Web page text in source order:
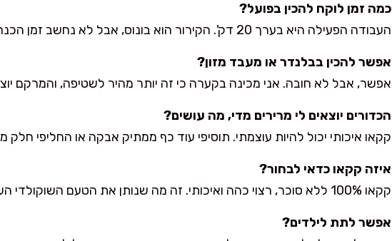
כמה זמן לוקח להכין בפועל?
העבודה הפעילה היא בערך 20 דק'. הקירור הוא בונוס, אבל לא נחשב זמן הכנה פעיל.
אפשר להכין בבלנדר או מעבד מזון?
אפשר, אבל לא חובה. אני מכינה בקערה כי זה יותר מהיר לשטיפה, והמרקם
הכדורים יוצאים לי מרירים מדי, מה עושים?
קקאו איכותי יכול להיות עוצמתי. תוסיפי עוד כף ממתיק אבקה או החליפי
איזה קקאו כדאי לבחור?
קקאו 100% ללא סוכר, רצוי כהה ואיכותי. זה מה שנותן את הטעם השוקולדי העמוק וה”מעלף” בלי צורך בשוקולד מומס.
אפשר לתת לילדים?